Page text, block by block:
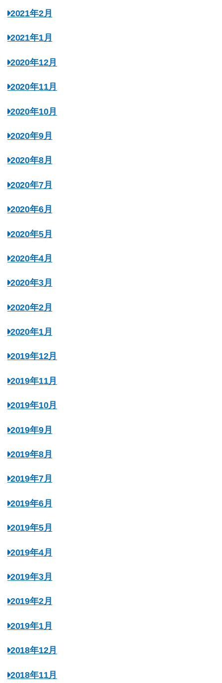
2021年2月
2021年1月
2020年12月
2020年11月
2020年10月
2020年9月
2020年8月
2020年7月
2020年6月
2020年5月
2020年4月
2020年3月
2020年2月
2020年1月
2019年12月
2019年11月
2019年10月
2019年9月
2019年8月
2019年7月
2019年6月
2019年5月
2019年4月
2019年3月
2019年2月
2019年1月
2018年12月
2018年11月